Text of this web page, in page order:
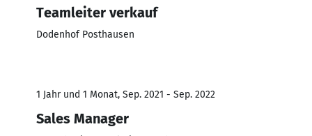
Teamleiter verkauf
Dodenhof Posthausen
1 Jahr und 1 Monat, Sep. 2021 - Sep. 2022
Sales Manager